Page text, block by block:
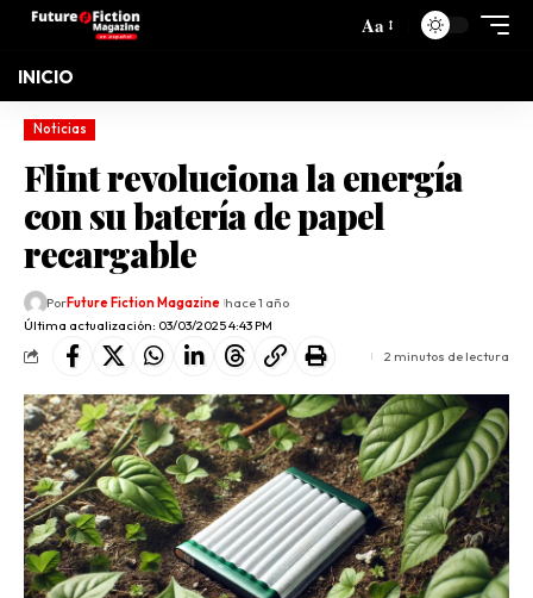
Aa
INICIO
Noticias
Flint revoluciona la energía
con su batería de papel
recargable
Última actualización: 03/03/2025 4:43 PM
PorFuture Fiction Magazine hace 1 año
2 minutos de lectura